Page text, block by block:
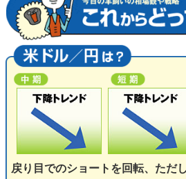
戻り目でのショートを回転、ただ